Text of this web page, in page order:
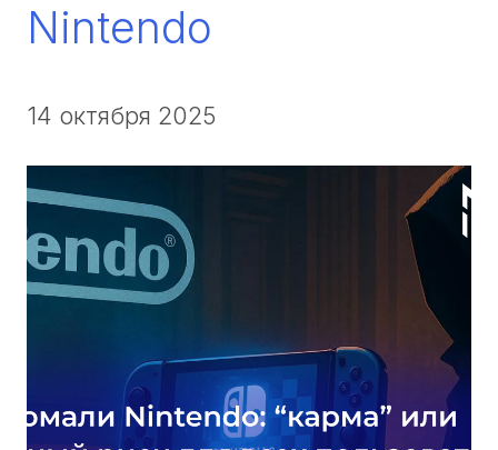
Nintendo
14 октября 2025